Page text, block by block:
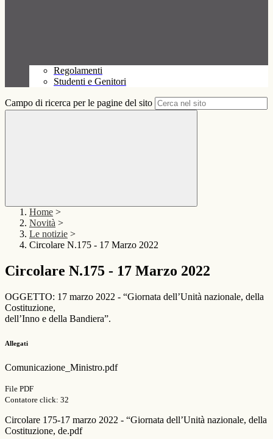
Regolamenti
Studenti e Genitori
Campo di ricerca per le pagine del sito
Home >
Novità >
Le notizie >
Circolare N.175 - 17 Marzo 2022
Circolare N.175 - 17 Marzo 2022
OGGETTO: 17 marzo 2022 - “Giornata dell’Unità nazionale, della
Costituzione,
dell’Inno e della Bandiera”.
Allegati
Comunicazione_Ministro.pdf
File PDF
Contatore click: 32
Circolare 175-17 marzo 2022 - “Giornata dell’Unità nazionale, della
Costituzione, de.pdf